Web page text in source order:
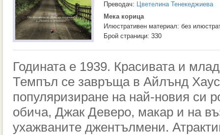
Преводач: Цветелина Тенекеджиева
Мека корица
Илюстративен материал: без
Брой страници: 330
Годината е 1939. Красивата и
Темпъл се завръща в Айлънд
популяризиране на най-новия си
обича, Джак Деверо, макар и на
ухажваните джентълмени.